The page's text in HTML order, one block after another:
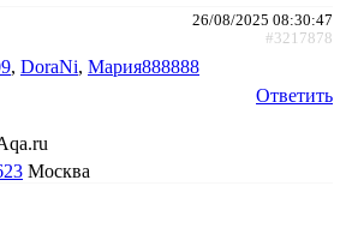
26/08/2025 08:30:47
#3217878
, DoraNi, Мария888888
Ответить
Москва